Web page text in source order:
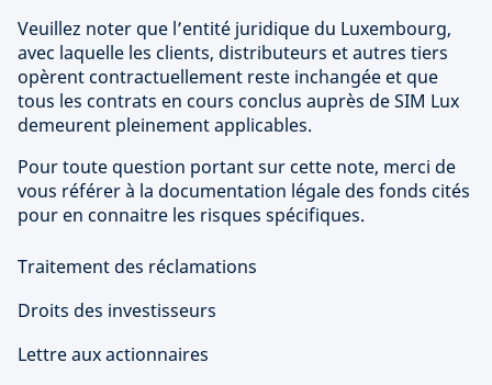
Veuillez noter que l’entité juridique du Luxembourg,
avec laquelle les clients, distributeurs et autres tiers
opèrent contractuellement reste inchangée et que
tous les contrats en cours conclus auprès de SIM Lux
demeurent pleinement applicables.
Pour toute question portant sur cette note, merci de
vous référer à la documentation légale des fonds cités
pour en connaitre les risques spécifiques.
Traitement des réclamations
Droits des investisseurs
Lettre aux actionnaires